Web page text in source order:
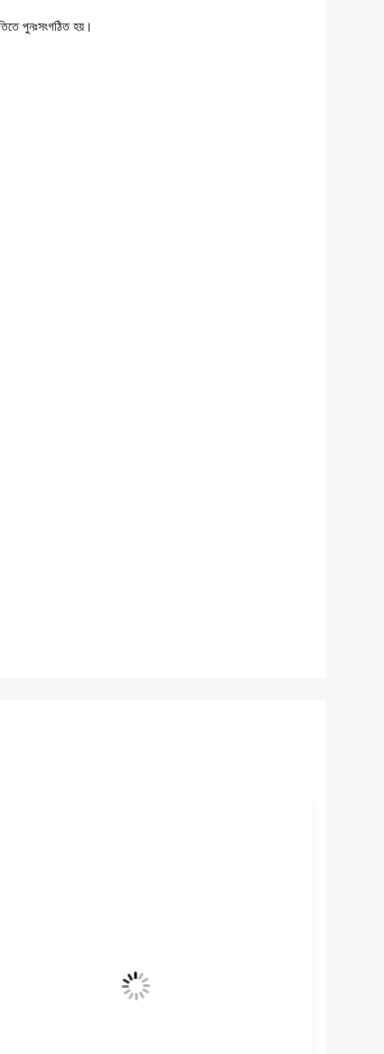
পুনঃসংগঠিত হয়।